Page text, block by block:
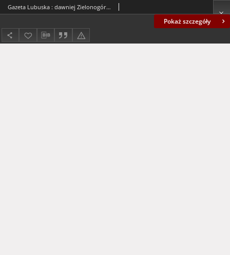
Pokaż szczegóły
Gazeta Lubuska : dawniej Zielonogórska-Gorzowska R. XLII [właśc. XLIII], nr 261 (8 listopada 1994). - Wyd. 1